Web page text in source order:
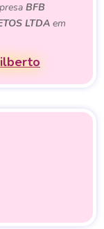
BFB
LTDAem